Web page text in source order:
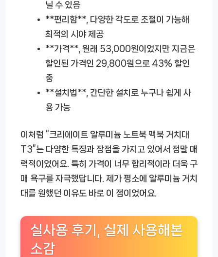
닐 수 있음
**편리함**, 다양한 각도로 조절이 가능해
최적의 시야 제공
**가격**, 원래 53,000원이었지만 지금은
할인된 가격인 29,800원으로 43% 할인
중
**설치법**, 간단한 설치로 누구나 쉽게 사
용 가능
이처럼 “크리에이트 알루미늄 노트북 맥북 거치대
T3”는 다양한 특징과 장점을 가지고 있어서 정말 매
력적이었어요. 특히 가격이 너무 합리적이라 더욱 구
매 욕구를 자극했답니다. 제가 평소에 알루미늄 거치
대를 원했던 이유도 바로 이 점이었어요.
실사용 후기, 실제 사용해본
소감